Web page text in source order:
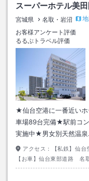
スーパーホテル美
宮城県 名取・岩沼
お客様アンケート評価
るるぶトラベル評価
★仙台空港に一番近い
車場89台完備★駅前コ
実施中★男女別天然温
アクセス：
【私鉄】仙
【お車】仙台東部道路